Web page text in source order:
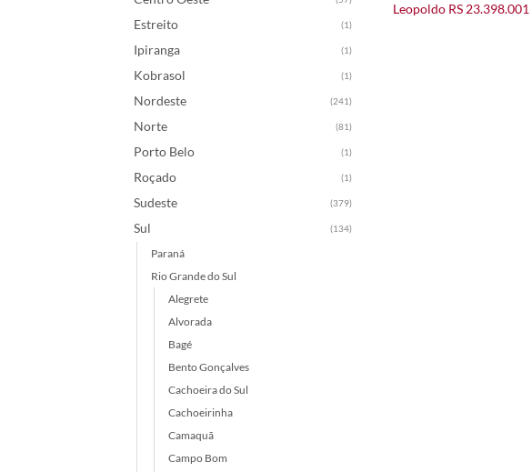
Estreito (1)
Ipiranga (1)
Kobrasol (1)
Nordeste (241)
Norte (81)
Porto Belo (1)
Roçado (1)
Sudeste (379)
Sul (134)
Paraná
Rio Grande do Sul
Alegrete
Alvorada
Bagé
Bento Gonçalves
Cachoeira do Sul
Cachoeirinha
Camaquã
Campo Bom
Leopoldo RS 23.398.001